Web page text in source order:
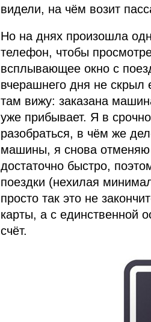
видели, на чём возит
Но на днях произошла
телефон, чтобы
всплывающее окно с
вчерашнего дня не скрыл
там вижу: заказана
уже прибывает. Я в
разобраться, в чём же
машины, я снова отменяю
достаточно быстро,
поездки (нехилая
просто так это не
карты, а с единственной
счёт.